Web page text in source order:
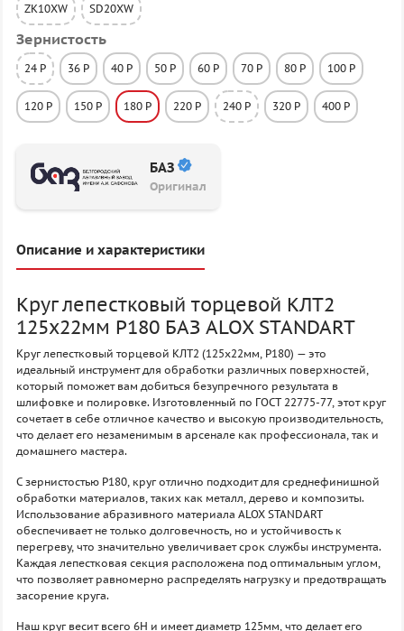
ZK10XW SD20XW
Зернистость
24 P 36 P 40 P 50 P 60 P 70 P 80 P 100 P
120 P 150 P 180 P 220 P 240 P 320 P 400 P
БАЗ
Оригинал
Описание и характеристики
Круг лепестковый торцевой КЛТ2
125х22мм P180 БАЗ ALOX STANDART
Круг лепестковый торцевой КЛТ2 (125х22мм, P180) — это
идеальный инструмент для обработки различных поверхностей,
который поможет вам добиться безупречного результата в
шлифовке и полировке. Изготовленный по ГОСТ 22775-77, этот круг
сочетает в себе отличное качество и высокую производительность,
что делает его незаменимым в арсенале как профессионала, так и
домашнего мастера.
С зернистостью P180, круг отлично подходит для среднефинишной
обработки материалов, таких как металл, дерево и композиты.
Использование абразивного материала ALOX STANDART
обеспечивает не только долговечность, но и устойчивость к
перегреву, что значительно увеличивает срок службы инструмента.
Каждая лепестковая секция расположена под оптимальным углом,
что позволяет равномерно распределять нагрузку и предотвращать
засорение круга.
Наш круг весит всего 6H и имеет диаметр 125мм, что делает его